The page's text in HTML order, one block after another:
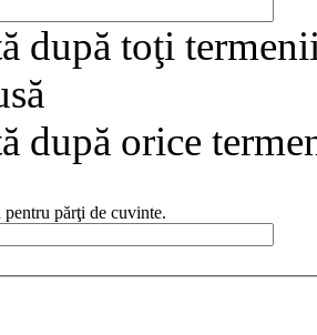
după toţi
după orice
părţi de cuvinte.